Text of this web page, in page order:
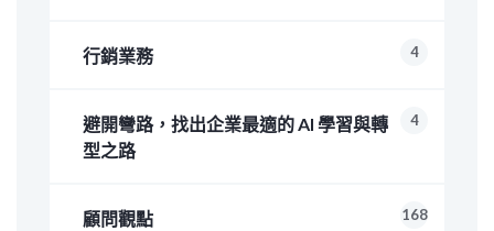
行銷業務 4
避開彎路，找出企業最適的 AI 學習與轉
型之路
4
顧問觀點 168